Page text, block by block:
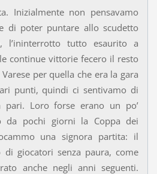
Inizialmente non pensavamo
di poter puntare allo scudetto
l’ininterrotto tutto esaurito a
continue vittorie fecero il resto
per quella che era la gara
punti, quindi ci sentivamo di
pari. Loro forse erano un po’
da pochi giorni la Coppa dei
una signora partita: il
giocatori senza paura, come
anche negli anni seguenti.